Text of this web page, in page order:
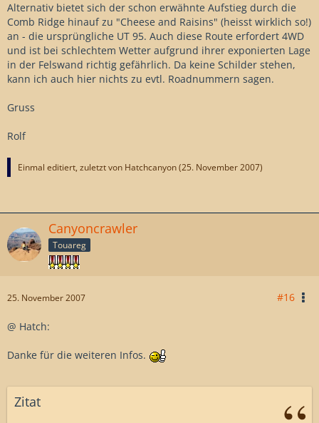
Alternativ bietet sich der schon erwähnte Aufstieg durch die
Comb Ridge hinauf zu "Cheese and Raisins" (heisst wirklich so!)
an - die ursprüngliche UT 95. Auch diese Route erfordert 4WD
und ist bei schlechtem Wetter aufgrund ihrer exponierten Lage
in der Felswand richtig gefährlich. Da keine Schilder stehen,
kann ich auch hier nichts zu evtl. Roadnummern sagen.
Gruss
Rolf
Einmal editiert, zuletzt von Hatchcanyon (25. November 2007)
Canyoncrawler
Touareg
25. November 2007 #16
@ Hatch:
Danke für die weiteren Infos.
Zitat